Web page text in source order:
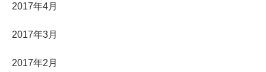
2017年4月
2017年3月
2017年2月